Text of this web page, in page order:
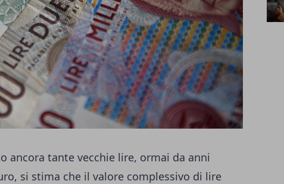
ancora tante vecchie lire, ormai da anni
si stima che il valore complessivo di lire